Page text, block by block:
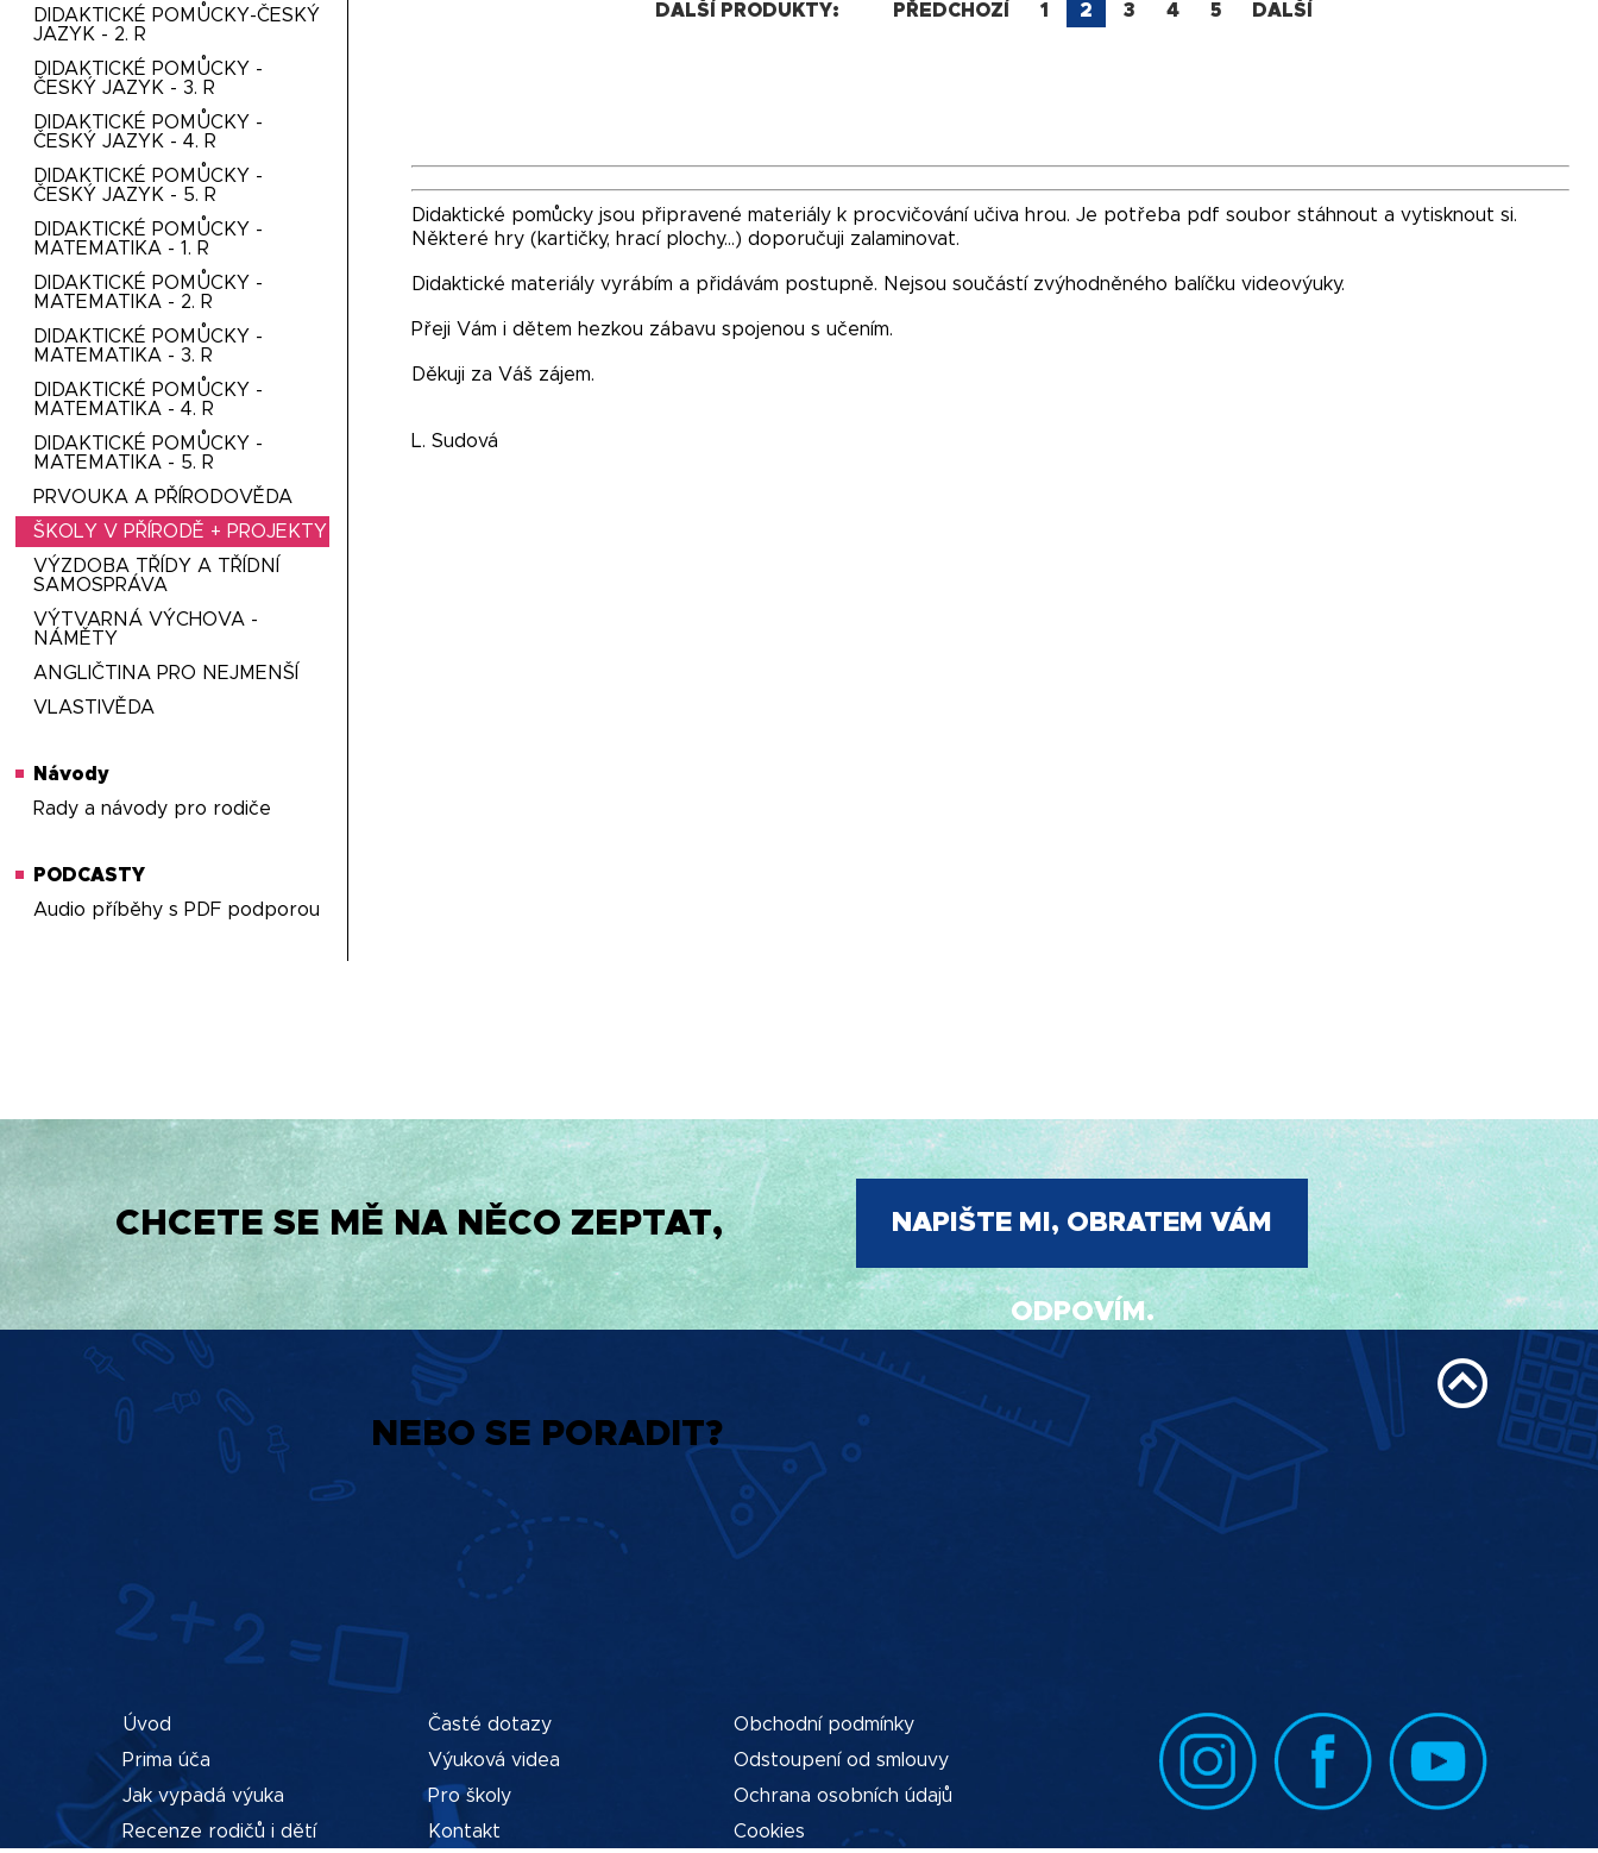
DIDAKTICKÉ POMŮCKY-ČESKÝ
JAZYK - 2. R
DIDAKTICKÉ POMŮCKY -
ČESKÝ JAZYK - 3. R
DIDAKTICKÉ POMŮCKY -
ČESKÝ JAZYK - 4. R
DIDAKTICKÉ POMŮCKY -
ČESKÝ JAZYK - 5. R
DIDAKTICKÉ POMŮCKY -
MATEMATIKA - 1. R
DIDAKTICKÉ POMŮCKY -
MATEMATIKA - 2. R
DIDAKTICKÉ POMŮCKY -
MATEMATIKA - 3. R
DIDAKTICKÉ POMŮCKY -
MATEMATIKA - 4. R
DIDAKTICKÉ POMŮCKY -
MATEMATIKA - 5. R
PRVOUKA A PŘÍRODOVĚDA
ŠKOLY V PŘÍRODĚ + PROJEKTY
VÝZDOBA TŘÍDY A TŘÍDNÍ
SAMOSPRÁVA
VÝTVARNÁ VÝCHOVA -
NÁMĚTY
ANGLIČTINA PRO NEJMENŠÍ
VLASTIVĚDA
Návody
Rady a návody pro rodiče
PODCASTY
Audio příběhy s PDF podporou
DALŠÍ PRODUKTY: PŘEDCHOZÍ 1 2 3 4 5 DALŠÍ
Didaktické pomůcky jsou připravené materiály k procvičování učiva hrou. Je potřeba pdf soubor stáhnout a vytisknout si.
Některé hry (kartičky, hrací plochy...) doporučuji zalaminovat.
Didaktické materiály vyrábím a přidávám postupně. Nejsou součástí zvýhodněného balíčku videovýuky.
Přeji Vám i dětem hezkou zábavu spojenou s učením.
Děkuji za Váš zájem.
L. Sudová
CHCETE SE MĚ NA NĚCO ZEPTAT,
NEBO SE PORADIT?
NAPIŠTE MI, OBRATEM VÁM
ODPOVÍM.
Úvod
Prima úča
Jak vypadá výuka
Recenze rodičů i dětí
Časté dotazy
Výuková videa
Pro školy
Kontakt
Obchodní podmínky
Odstoupení od smlouvy
Ochrana osobních údajů
Cookies